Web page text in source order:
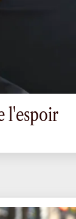
l'espoir